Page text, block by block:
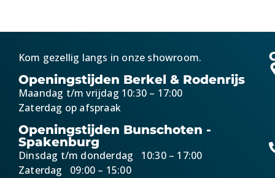
Kom gezellig langs in onze showroom.
Openingstijden Berkel & Rodenrijs
Maandag t/m vrijdag 10:30 – 17:00
Zaterdag op afspraak
Openingstijden Bunschoten -
Spakenburg
Dinsdag t/m donderdag 10:30 – 17:00
Zaterdag 09:00 – 15:00